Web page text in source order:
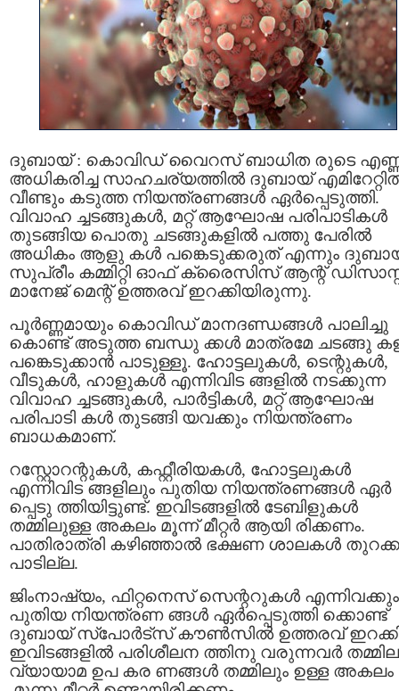
ദുബായ് : കൊവിഡ് വൈറസ് ബാധിത രുടെ
അധികരിച്ച സാഹചര്യത്തില്‍ ദുബായ്
വീണ്ടും കടുത്ത നിയന്ത്രണങ്ങള്‍ ഏര്‍പ്പെടുത്തി.
വിവാഹ ച്ചടങ്ങുകള്‍, മറ്റ് ആഘോഷ പരിപാടികള്‍
തുടങ്ങിയ പൊതു ചടങ്ങുകളിൽ പത്തു പേരില്‍
അധികം ആളു കള്‍ പങ്കെടുക്കരുത് എന്നും
സുപ്രീം കമ്മിറ്റി ഓഫ് ക്രൈസിസ് ആന്റ്
മാനേജ്‌ മെന്റ് ഉത്തരവ് ഇറക്കിയിരുന്നു.
പൂര്‍ണ്ണമായും കൊവിഡ് മാനദണ്ഡങ്ങള്‍ പാലിച്ചു
കൊണ്ട് അടുത്ത ബന്ധു ക്കള്‍ മാത്രമേ ചടങ്ങു
പങ്കെടുക്കാന്‍ പാടുള്ളൂ. ഹോട്ടലുകള്‍, ടെന്റുകള്‍,
വീടുകള്‍, ഹാളുകള്‍ എന്നിവിട ങ്ങളില്‍ നടക്കുന്ന
വിവാഹ ച്ചടങ്ങുകള്‍, പാര്‍ട്ടികള്‍, മറ്റ് ആഘോഷ
പരിപാടി കള്‍ തുടങ്ങി യവക്കും നിയന്ത്രണം
ബാധകമാണ്.
റസ്റ്റോറന്റുകള്‍, കഫ്റ്റീരിയകള്‍, ഹോട്ടലുകള്‍
എന്നിവിട ങ്ങളിലും പുതിയ നിയന്ത്രണങ്ങള്‍ ഏര്‍
പ്പെടു ത്തിയിട്ടുണ്ട്. ഇവിടങ്ങളില്‍ ടേബിളുകള്‍
തമ്മിലുള്ള അകലം മൂന്ന് മീറ്റര്‍ ആയി രിക്കണം.
പാതിരാത്രി കഴിഞ്ഞാല്‍ ഭക്ഷണ ശാലകള്‍
പാടില്ല.
ജിംനാഷ്യം, ഫിറ്റനെസ് സെന്ററുകള്‍ എന്നിവക്കും
പുതിയ നിയന്ത്രണ ങ്ങള്‍ ഏര്‍പ്പെടുത്തി ക്കൊണ്ട്
ദുബായ് സ്‌പോര്‍ട്‌സ് കൗണ്‍സില്‍ ഉത്തരവ്
ഇവിടങ്ങളില്‍ പരിശീലന ത്തിനു വരുന്നവര്‍
വ്യായാമ ഉപ കര ണങ്ങള്‍ തമ്മിലും ഉള്ള അകലം